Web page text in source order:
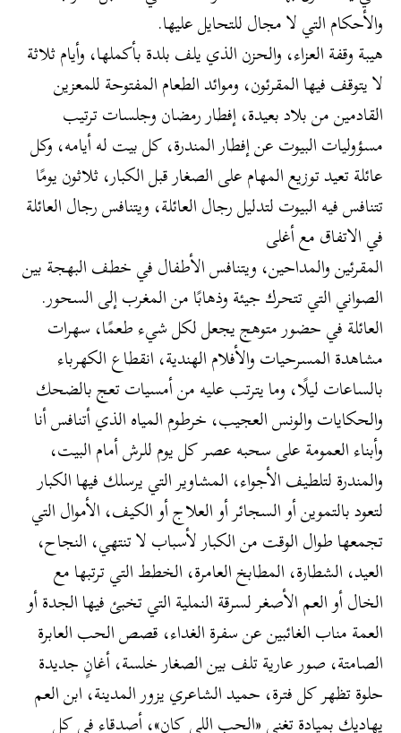
والأحكام التي لا مجال للتحايل عليها.
هيبة وقفة العزاء، والحزن الذي يلف بلدة بأكملها، وأيام ثلاثة
لا يتوقف فيها المقرئون، وموائد الطعام المفتوحة للمعزين
القادمين من بلاد بعيدة، إفطار رمضان وجلسات ترتيب
مسؤوليات البيوت عن إفطار المندرة، كل بيت له أيامه، وكل
عائلة تعيد توزيع المهام على الصغار قبل الكبار، ثلاثون يومًا
تتنافس فيه البيوت لتدليل رجال العائلة، ويتنافس رجال العائلة
في الاتفاق مع أغلى
المقرئين والمداحين، ويتنافس الأطفال في خطف البهجة بين
الصواني التي تتحرك جيئة وذهابًا من المغرب إلى السحور.
العائلة في حضور متوهج يجعل لكل شيء طعمًا، سهرات
مشاهدة المسرحيات والأفلام الهندية، انقطاع الكهرباء
بالساعات ليلًا، وما يترتب عليه من أمسيات تعج بالضحك
والحكايات والونس العجيب، خرطوم المياه الذي أتنافس أنا
وأبناء العمومة على سحبه عصر كل يوم للرش أمام البيت،
والمندرة لتلطيف الأجواء، المشاوير التي يرسلك فيها الكبار
لتعود بالتموين أو السجائر أو العلاج أو الكيف، الأموال التي
تجمعها طوال الوقت من الكبار لأسباب لا تنتهي، النجاح،
العيد، الشطارة، المطابخ العامرة، الخطط التي ترتبها مع
الخال أو العم الأصغر لسرقة النملية التي تخبئ فيها الجدة أو
العمة مناب الغائبين عن سفرة الغداء، قصص الحب العابرة
الصامتة، صور عارية تلف بين الصغار خلسة، أغانٍ جديدة
حلوة تظهر كل فترة، حميد الشاعري يزور المدينة، ابن العم
يهاديك بميادة تغني «الحب اللي كان»، أصدقاء في كل